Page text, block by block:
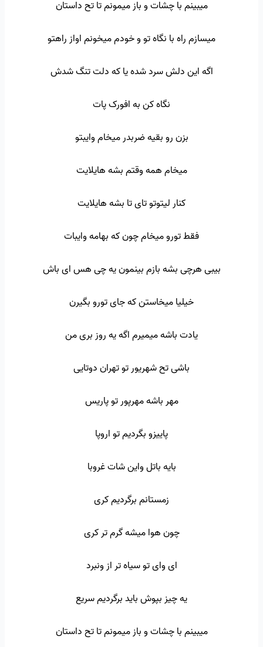
میبینم با چشات و باز میمونم تا تح داستان
میسازم راه با نگاه تو و خودم میخونم اواز راهتو
اگه این دلش سرد شده یا که دلت تنگ شدش
نگاه کن به افورک پات
بزن رو بقیه ضربدر میخام وایبتو
میخام همه وقتم بشه هایلایت
کنار لیتوتو تای تا بشه هایلایت
فقط تورو میخام چون که بهامه وایبات
بیبی هرچی بشه بازم بینمون یه چی هس ای باش
خیلیا میخاستن که جای تورو بگیرن
یادت باشه میمیرم اگه یه روز بری من
باشی تح شهریور تو تهران دوتایی
مهر باشه مهرپور تو پاریس
پاییزو بگردیم تو اروپا
بایه باتل واین شات غروبا
زمستانم برگردیم کری
چون هوا میشه گرم تر کری
ای وای تو سیاه تر از ونبرد
یه چیز بپوش باید برگردیم سریع
میبینم با چشات و باز میمونم تا تح داستان